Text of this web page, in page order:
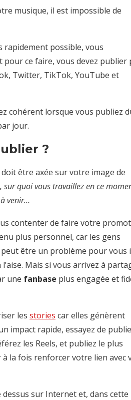
musique, il est impossible de
rapidement possible, vous
pour ce faire, vous devez publier
Twitter, TikTok, YouTube et
cohérent lorsque vous publiez
jour.
?
être axée sur votre image de
quoi vous travaillez en ce
venir…
contenter de faire votre
plus personnel, car les gens
être un problème pour vous
Mais si vous arrivez à
une fanbase plus engagée et
les stories car elles génèrent
impact rapide, essayez de
les Reels, et publiez le plus
la fois renforcer votre lien avec
dessus sur Internet et, dans cette